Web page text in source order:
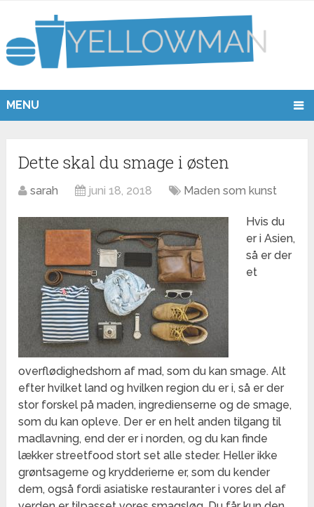
MENU
Dette skal du smage i østen
sarah juni 18, 2018 Maden som kunst
Hvis du
er i Asien,
så er der
et
overflødighedshorn af mad, som du kan smage. Alt
efter hvilket land og hvilken region du er i, så er der
stor forskel på maden, ingredienserne og de smage,
som du kan opleve. Der er en helt anden tilgang til
madlavning, end der er i norden, og du kan finde
lækker streetfood stort set alle steder. Heller ikke
grøntsagerne og krydderierne er, som du kender
dem, også fordi asiatiske restauranter i vores del af